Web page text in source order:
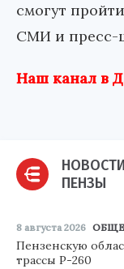
смогут
СМИ и пресс-
Наш канал в
НОВОСТИ
ПЕНЗЫ
8 августа 2026
Пензенскую
трассы Р-260